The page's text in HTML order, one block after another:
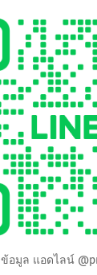
อมูล แอดไลน์